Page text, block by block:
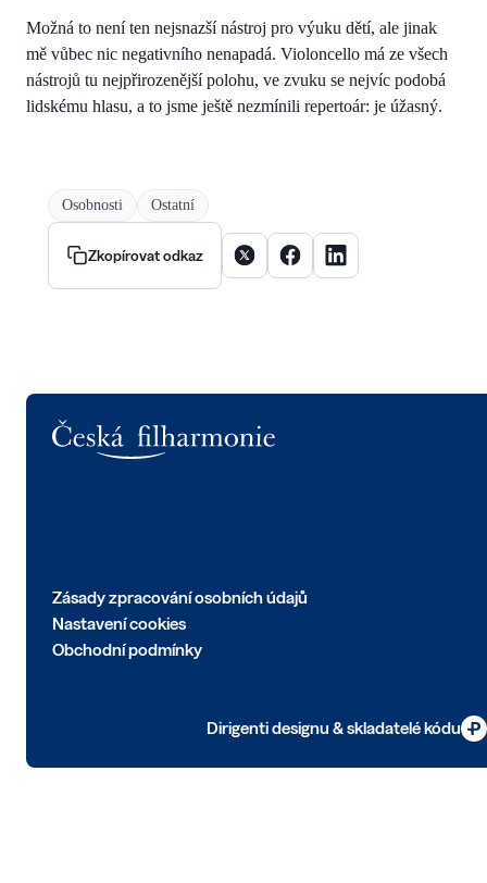
Možná to není ten nejsnazší nástroj pro výuku dětí, ale jinak
mě vůbec nic negativního nenapadá. Violoncello má ze všech
nástrojů tu nejpřirozenější polohu, ve zvuku se nejvíc podobá
lidskému hlasu, a to jsme ještě nezmínili repertoár: je úžasný.
Osobnosti Ostatní
Zkopírovat odkaz Sdílet článek na X
Sdílet článek na Facebooku
Sdílet článek na
Zásady zpracování osobních údajů
Nastavení cookies
Obchodní podmínky
Dirigenti designu & skladatelé kódu